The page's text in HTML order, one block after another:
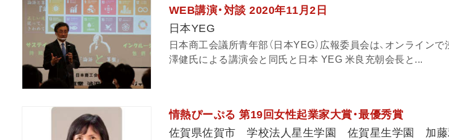
WEB講演・対談 2020年11月2日
日本YEG
日本商工会議所青年部（日本YEG）広報委員会は、オンライン
澤健氏による講演会と同氏と日本 YEG 米良充朝会長と...
情熱ぴーぷる 第19回女性起業家大賞・最優秀賞
佐賀県佐賀市 学校法人星生学園 佐賀星生学園 加藤